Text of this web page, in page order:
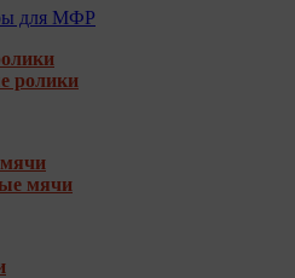
для МФР
ролики
мячи